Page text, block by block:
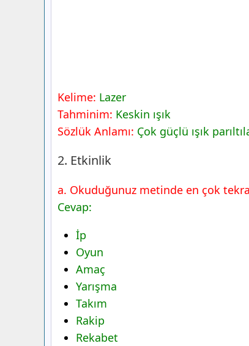
Kelime: Lazer
Tahminim: Keskin ışık
Sözlük Anlamı: Çok güçlü ışık
2. Etkinlik
a. Okuduğunuz metinde en çok
Cevap:
İp
Oyun
Amaç
Yarışma
Takım
Rakip
Rekabet